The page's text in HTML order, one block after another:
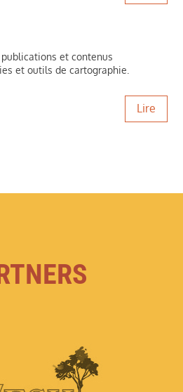
et contenus
et outils de cartographie.
Lire